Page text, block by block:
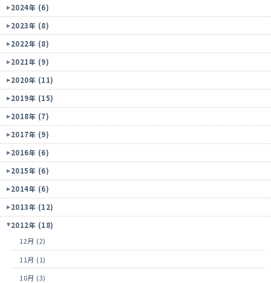
2024年 (6)
2023年 (8)
2022年 (8)
2021年 (9)
2020年 (11)
2019年 (15)
2018年 (7)
2017年 (9)
2016年 (6)
2015年 (6)
2014年 (6)
2013年 (12)
2012年 (18)
12月 (2)
11月 (1)
10月 (3)